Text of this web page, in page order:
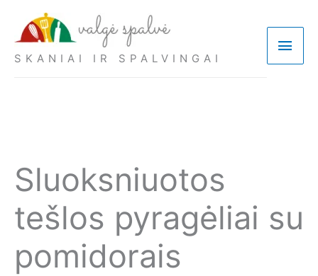
SKANIAI IR SPALVINGAI
Sluoksniuotos
tešlos pyragėliai su
pomidorais